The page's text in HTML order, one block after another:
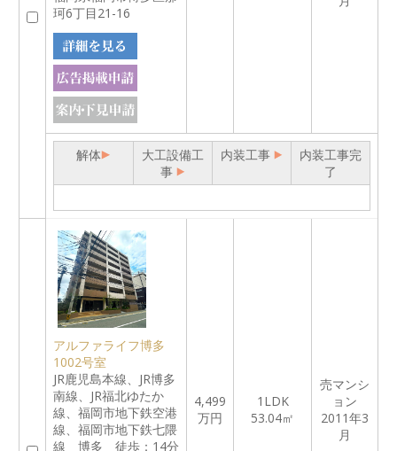
珂6丁目21-16
解体
大工設備工
事
内装工事
内装工事完
了
アルファライフ博多
1002号室
JR鹿児島本線、JR博多
南線、JR福北ゆたか
線、福岡市地下鉄空港
線、福岡市地下鉄七隈
線 博多 徒歩：14分
4,499
万円
1LDK
53.04㎡
売マンシ
ョン
2011年3
月